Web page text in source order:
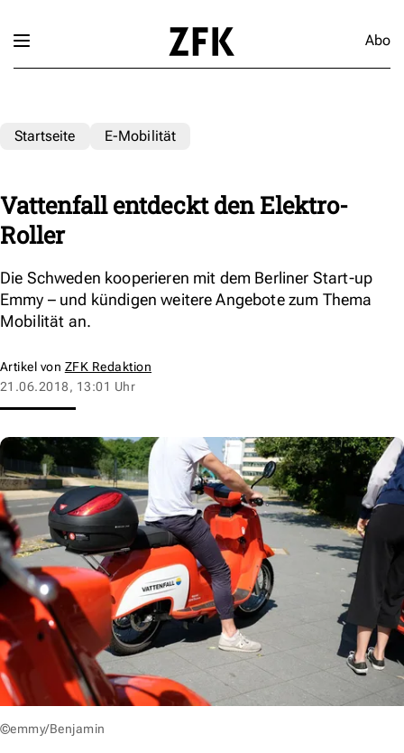
Abo
Startseite E-Mobilität
Vattenfall entdeckt den Elektro-
Roller
Die Schweden kooperieren mit dem Berliner Start-up
Emmy – und kündigen weitere Angebote zum Thema
Mobilität an.
Artikel von ZFK Redaktion
21.06.2018, 13:01 Uhr
©emmy/Benjamin